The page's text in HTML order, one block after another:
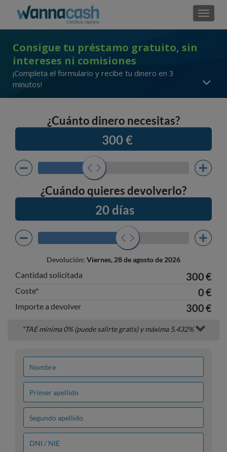
Consigue tu préstamo gratuito, sin
intereses ni comisiones
¡Completa el formulario y recibe tu dinero en 3
minutos!